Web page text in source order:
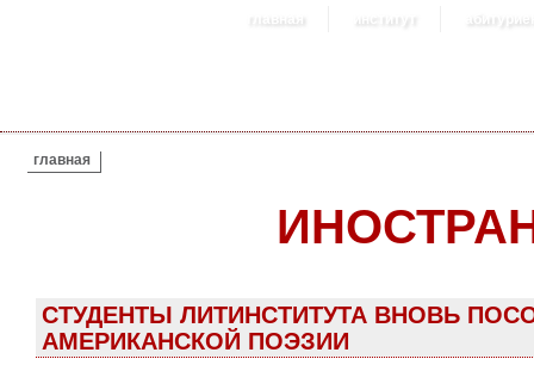
главная институт
ВЫ ЗДЕСЬ
главная
СТУДЕНТЫ ЛИТИНСТИТУТА ВНОВЬ
АМЕРИКАНСКОЙ ПОЭЗИИ